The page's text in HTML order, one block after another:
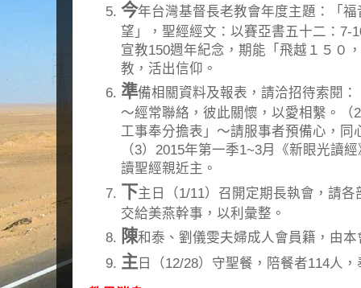
今年台灣基督長老教會年度主題：「
望」，聖經經文：以賽亞書五十二：7-
宣教150週年紀念，期能「飛越１５０
教，活出信仰。
準備相關資料及報表，請洽招待索閱
～經常聯絡，彼此關懷，以愛相繫。（
工事奉分擔表」～請服事者預備心，同
（3）2015年第一季1~3月《新眼光讀
讀聖經親近主。
下主日（1/11）召開定期長執會，請
交給美燕幹事，以利彙整。
陳和泰、劉儀雯夫婦成人會員籍，由
主 日（12/28）守聖餐，陪餐者114人